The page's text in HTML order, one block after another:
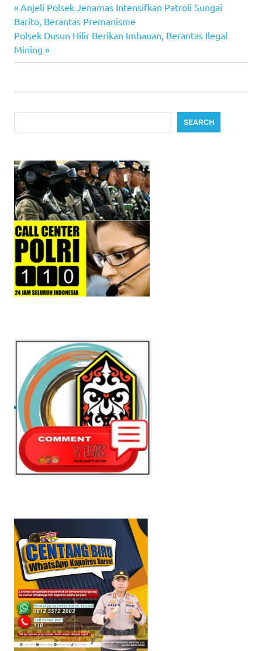
Post
navigation
Previous
Post:
Anjeli Polsek Jenamas Intensifkan Patroli Sungai
Barito, Berantas Premanisme
Next
Post:
Polsek Dusun Hilir Berikan Imbauan, Berantas Ilegal
Mining
SEARCH